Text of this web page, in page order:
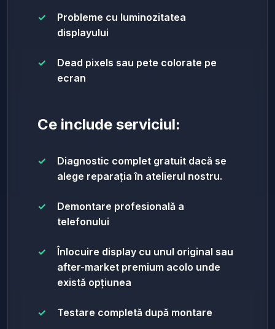
Probleme cu luminozitatea
displayului
Dead pixels sau pete colorate pe
ecran
Ce include serviciul:
Diagnostic complet gratuit dacă se
alege reparația în atelierul nostru.
Demontare profesională a
telefonului
Înlocuire display cu unul original sau
after-market premium acolo unde
există opțiunea
Testare completă după montare